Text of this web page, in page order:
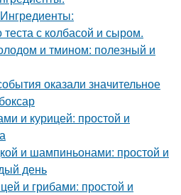
теста с колбасой и сыром.
и тмином: полезный и
оказали значительное
и курицей: простой и
и шампиньонами: простой и
день
и грибами: простой и